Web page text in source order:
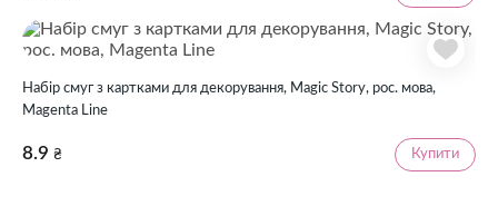
Набір смуг з картками для декорування, Magic Story, рос. мова,
Magenta Line
8.9 ₴ Купити